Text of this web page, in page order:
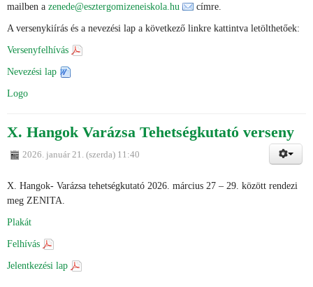
mailben a zenede@esztergomizeneiskola.hu címre.
A versenykiírás és a nevezési lap a következő linkre kattintva letölthetőek:
Versenyfelhívás
Nevezési lap
Logo
X. Hangok Varázsa Tehetségkutató verseny
2026. január 21. (szerda) 11:40
X. Hangok- Varázsa tehetségkutató 2026. március 27 – 29. között rendezi
meg ZENITA.
Plakát
Felhívás
Jelentkezési lap